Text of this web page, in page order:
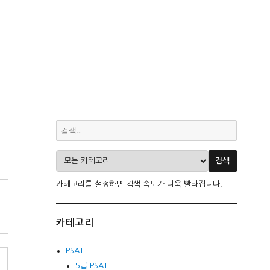
카테고리를 설정하면 검색 속도가 더욱 빨라집니다.
카테고리
PSAT
5급 PSAT